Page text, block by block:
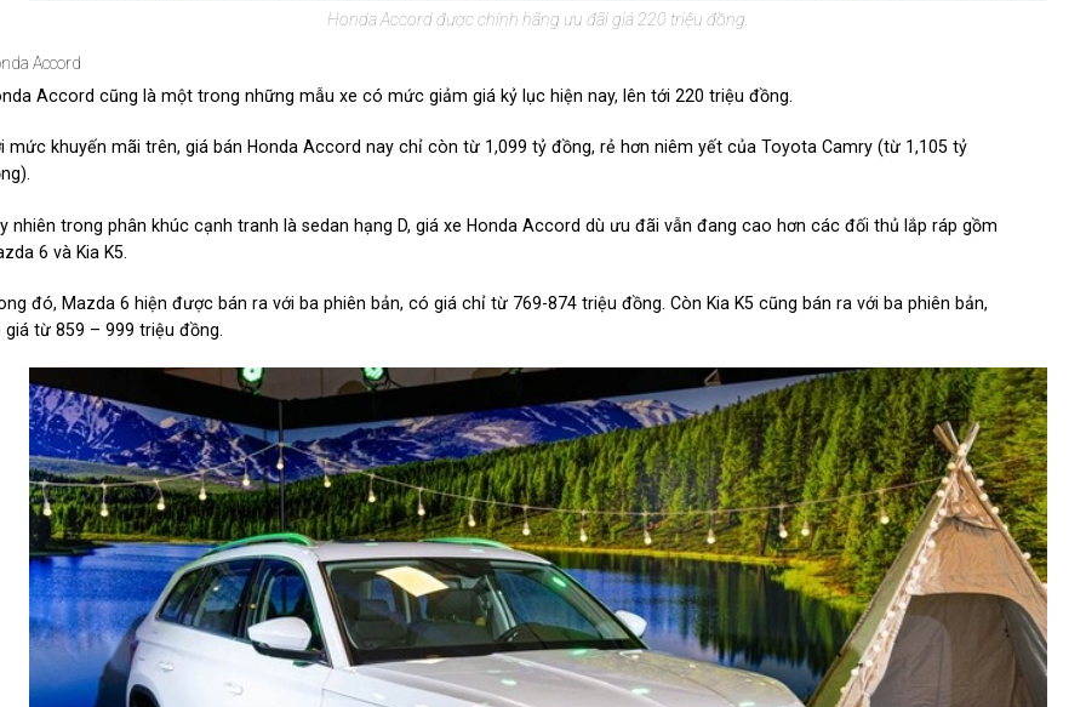
Honda Accord được chính hãng ưu đãi giá 220 triệu đồng.
Accord
Accord cũng là một trong những mẫu xe có mức giảm giá kỷ lục hiện nay, lên tới 220 triệu đồng.
mức khuyến mãi trên, giá bán Honda Accord nay chỉ còn từ 1,099 tỷ đồng, rẻ hơn niêm yết của Toyota Camry (từ 1,105 tỷ
nhiên trong phân khúc cạnh tranh là sedan hạng D, giá xe Honda Accord dù ưu đãi vẫn đang cao hơn các đối thủ lắp ráp gồm
6 và Kia K5.
đó, Mazda 6 hiện được bán ra với ba phiên bản, có giá chỉ từ 769-874 triệu đồng. Còn Kia K5 cũng bán ra với ba phiên bản,
giá từ 859 – 999 triệu đồng.